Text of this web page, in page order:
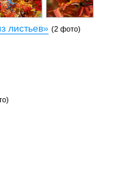
листьев» (2 фото)